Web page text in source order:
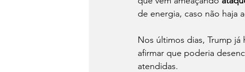
de energia, caso não haja
Nos últimos dias, Trump já
afirmar que poderia
atendidas.